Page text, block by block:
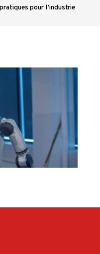
pour l’industrie